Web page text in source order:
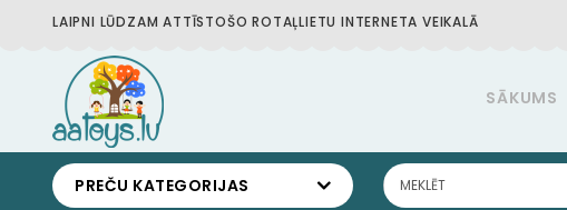
LAIPNI LŪDZAM ATTĪSTOŠO ROTAĻLIETU INTERNETA VEIKALĀ
SĀKUMS
PREČU KATEGORIJAS